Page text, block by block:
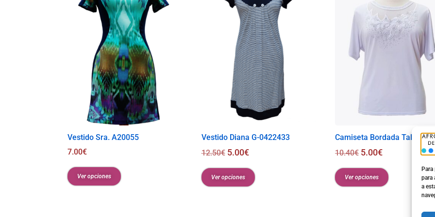
para
a
Vestido Sra. A20055
7.00€
Ver opciones
Vestido Diana G-0422433
12.50€ 5.00€
Ver opciones
Camiseta Bordada Talla
10.40€ 5.00€
Ver opciones